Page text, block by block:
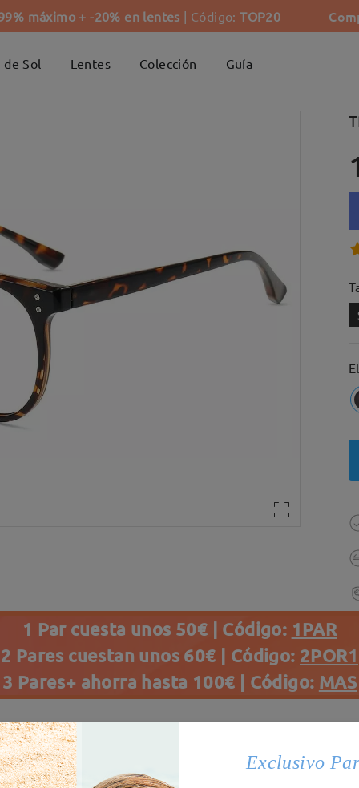
máximo + -20% en lentes | Código:TOP20
de Sol Lentes Colección Guía
1 Par cuesta unos 50€ | Código: 1PAR
2 Pares cuestan unos 60€ | Código: 2POR1
3 Pares+ ahorra hasta 100€ | Código: MAS
Exclusivo